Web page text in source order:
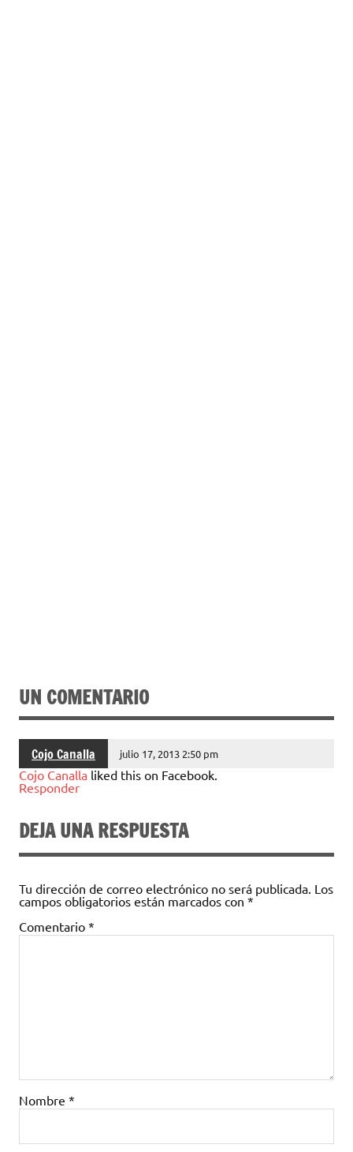
UN COMENTARIO
Cojo Canalla julio 17, 2013 2:50 pm
Cojo Canalla liked this on Facebook.
Responder
DEJA UNA RESPUESTA
Tu dirección de correo electrónico no será publicada. Los
campos obligatorios están marcados con *
Comentario *
Nombre *